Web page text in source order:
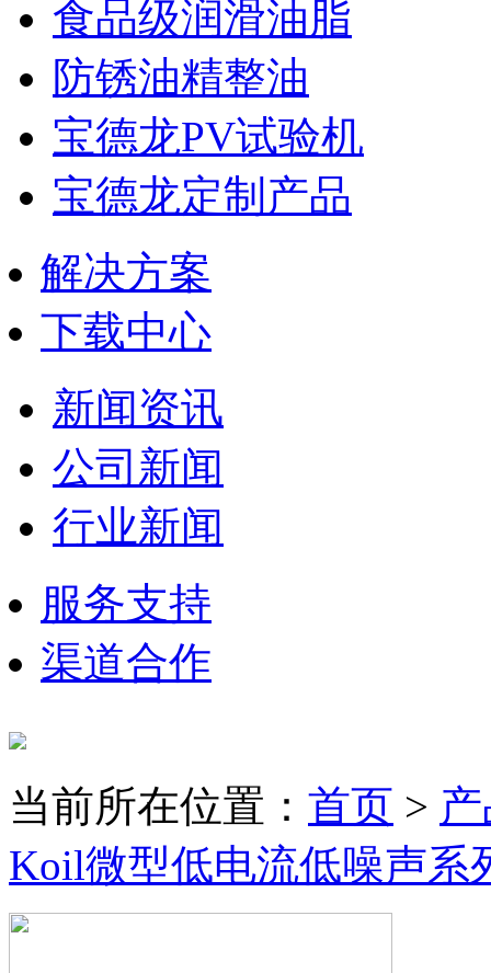
食品级润滑油脂
防锈油精整油
宝德龙PV试验机
宝德龙定制产品
解决方案
下载中心
新闻资讯
公司新闻
行业新闻
服务支持
渠道合作
当前所在位置： 首页 >
Koil微型低电流低噪声系